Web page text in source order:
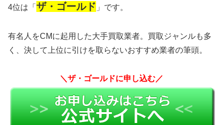
4位は「 ザ・ゴールド 」です。
有名人をCMに起用した大手買取業者。買取ジャンルも多
く、決して上位に引けを取らないおすすめ業者の筆頭。
＼ザ・ゴールドに申し込む／